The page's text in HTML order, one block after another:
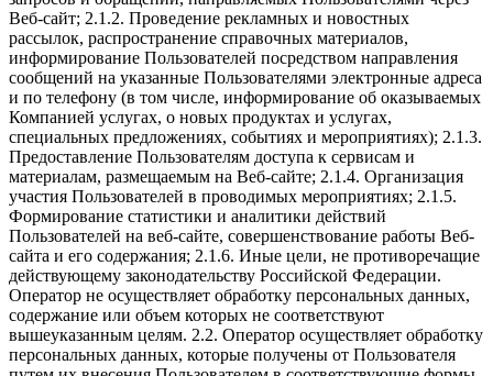
Веб-сайт; 2.1.2. Проведение рекламных и новостных
рассылок, распространение справочных материалов,
информирование Пользователей посредством направления
сообщений на указанные Пользователями электронные адреса
и по телефону (в том числе, информирование об оказываемых
Компанией услугах, о новых продуктах и услугах,
специальных предложениях, событиях и мероприятиях); 2.1.3.
Предоставление Пользователям доступа к сервисам и
материалам, размещаемым на Веб-сайте; 2.1.4. Организация
участия Пользователей в проводимых мероприятиях; 2.1.5.
Формирование статистики и аналитики действий
Пользователей на веб-сайте, совершенствование работы Веб-
сайта и его содержания; 2.1.6. Иные цели, не противоречащие
действующему законодательству Российской Федерации.
Оператор не осуществляет обработку персональных данных,
содержание или объем которых не соответствуют
вышеуказанным целям. 2.2. Оператор осуществляет обработку
персональных данных, которые получены от Пользователя